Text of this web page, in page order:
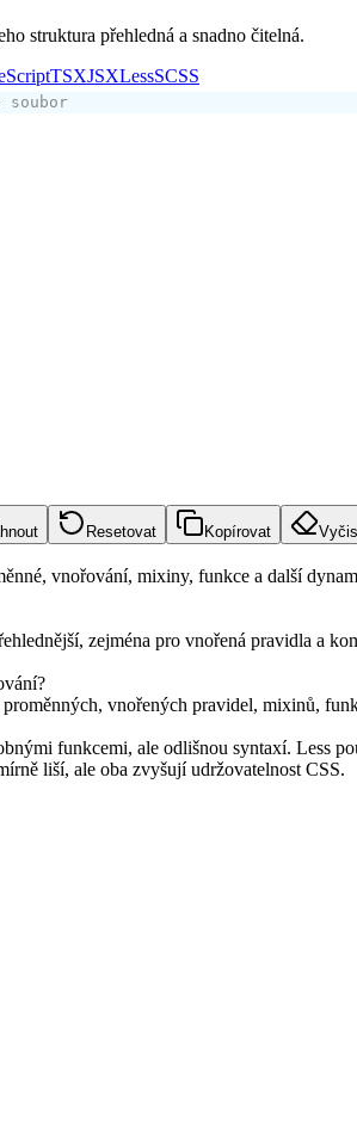
struktura přehledná a snadno čitelná.
TSXJSXLessSCSS
Resetovat Kopírovat
vnořování, mixiny, funkce a další
zejména pro vnořená pravidla a
vnořených pravidel, mixinů,
funkcemi, ale odlišnou syntaxí.
liší, ale oba zvyšují udržovatelnost CSS.